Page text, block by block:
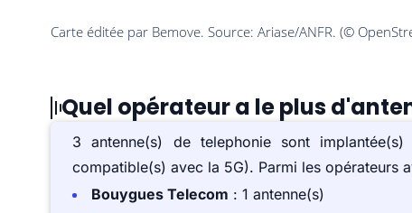
Quel opérateur a le plus
3 antenne(s) de telephonie sont
compatible(s) avec la 5G). Parmi les opérateurs
Bouygues Telecom : 1 antenne(s)